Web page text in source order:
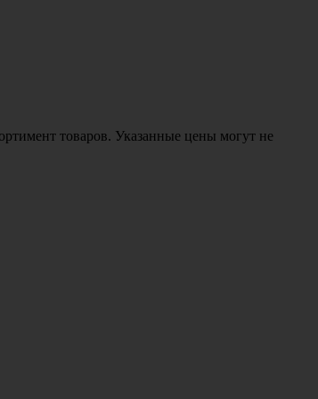
товаров. Указанные цены могут не